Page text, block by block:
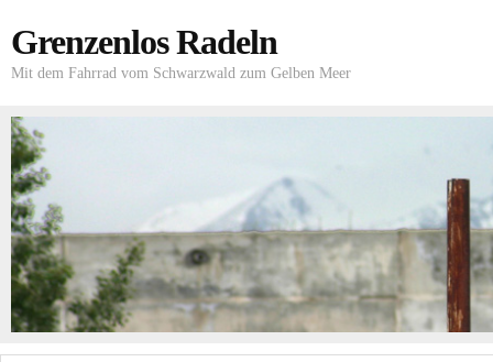
Grenzenlos Radeln
Mit dem Fahrrad vom Schwarzwald zum Gelben Meer